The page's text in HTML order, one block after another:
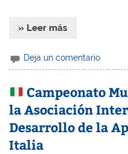
» Leer más
Deja un comentario
Campeonato
la Asociación
Desarrollo de la
Italia